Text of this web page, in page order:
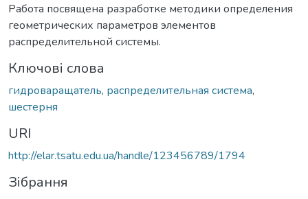
Работа посвящена разработке методики определения
геометрических параметров элементов
распределительной системы.
Ключові слова
гидроваращатель, распределительная система,
шестерня
URI
http://elar.tsatu.edu.ua/handle/123456789/1794
Зібрання